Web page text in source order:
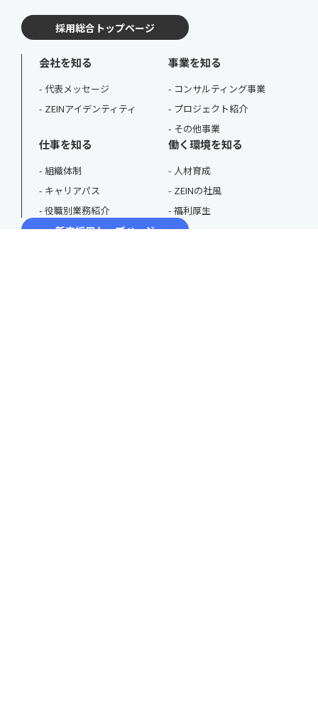
採用総合トップページ
会社を知る
代表メッセージ
ZEINアイデンティティ
事業を知る
コンサルティング事業
プロジェクト紹介
その他事業
仕事を知る
組織体制
キャリアパス
役職別業務紹介
働く環境を知る
人材育成
ZEINの社風
福利厚生
新卒採用トップページ